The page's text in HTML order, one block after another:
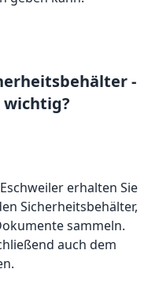
-
wichtig?
erhalten Sie
Sicherheitsbehälter,
sammeln.
auch dem